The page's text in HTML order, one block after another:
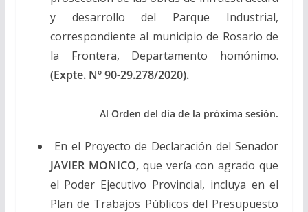
y desarrollo del Parque Industrial,
correspondiente al municipio de Rosario de
la Frontera, Departamento homónimo.
(Expte. Nº 90-29.278/2020).
Al Orden del día de la próxima sesión.
En el Proyecto de Declaración del Senador
JAVIER MONICO,que vería con agrado que
el Poder Ejecutivo Provincial, incluya en el
Plan de Trabajos Públicos del Presupuesto